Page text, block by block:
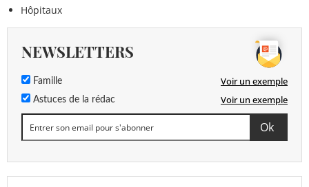
Hôpitaux
NEWSLETTERS
Famille Voir un exemple
Astuces de la rédac Voir un exemple